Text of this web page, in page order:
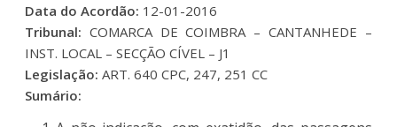
Data do Acordão: 12-01-2016
Tribunal: COMARCA DE COIMBRA – CANTANHEDE –
INST. LOCAL – SECÇÃO CÍVEL – J1
Legislação:ART. 640 CPC, 247, 251 CC
Sumário: